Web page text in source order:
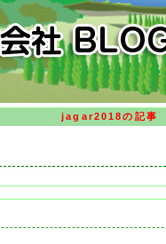
jagar2018の記事